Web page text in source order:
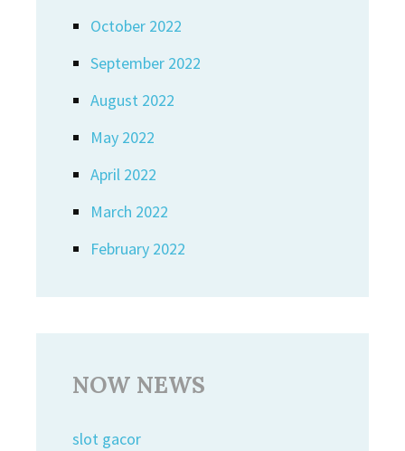
October 2022
September 2022
August 2022
May 2022
April 2022
March 2022
February 2022
NOW NEWS
slot gacor